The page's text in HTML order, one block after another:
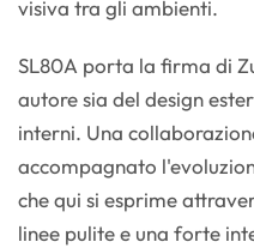
visiva tra gli ambienti.
SL80A porta la firma di
autore sia del design
interni. Una
accompagnato
che qui si esprime
linee pulite e una forte